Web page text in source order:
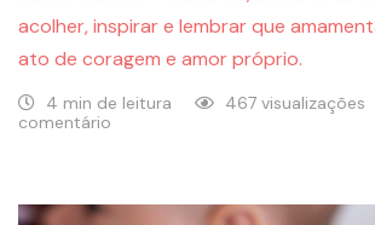
acolher, inspirar e lembrar que
ato de coragem e amor próprio.
4 min de leitura 467 visualizações
comentário